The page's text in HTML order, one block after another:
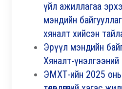
үйл ажиллагаа
мэндийн
хяналт хийсэн
Эрүүл мэндийн
Хяналт-үнэлгээний
ЭМХТ-ийн 2025 оны